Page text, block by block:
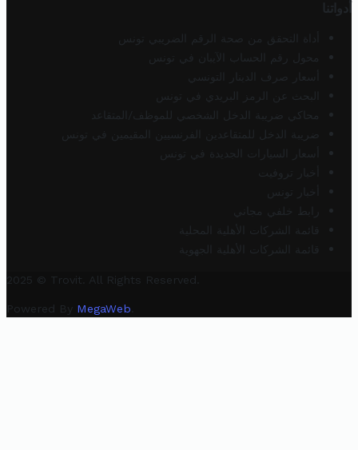
أدواتنا
أداة التحقق من صحة الرقم الضريبي تونس
محول رقم الحساب الآيبان في تونس
أسعار صرف الدينار التونسي
البحث عن الرمز البريدي في تونس
محاكي ضريبة الدخل الشخصي للموظف/المتقاعد
ضريبة الدخل للمتقاعدين الفرنسيين المقيمين في تونس
أسعار السيارات الجديدة في تونس
أخبار تروفيت
أخبار تونس
رابط خلفي مجاني
قائمة الشركات الأهلية المحلية
قائمة الشركات الأهلية الجهوية
2025 © Trovit. All Rights Reserved.
Powered By MegaWeb